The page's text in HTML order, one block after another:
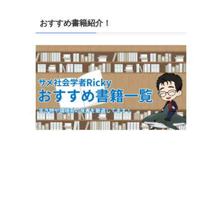
おすすめ書籍紹介！